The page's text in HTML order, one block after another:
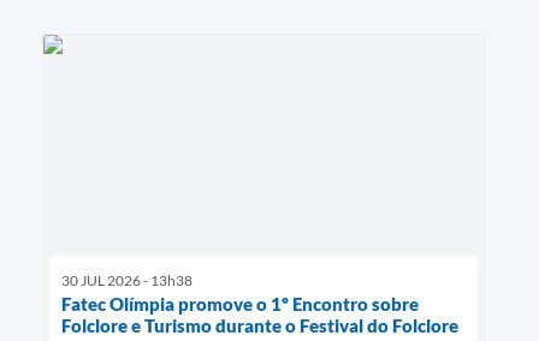
30 JUL 2026 - 13h38
Fatec Olímpia promove o 1º Encontro sobre
Folclore e Turismo durante o Festival do Folclore